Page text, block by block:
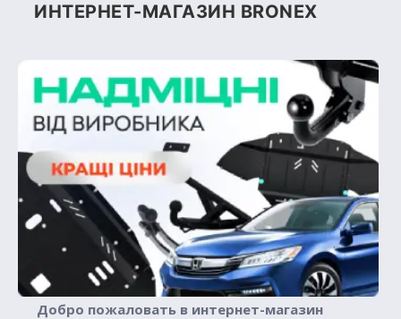
ИНТЕРНЕТ-МАГАЗИН BRONEX
Добро пожаловать в интернет-магазин